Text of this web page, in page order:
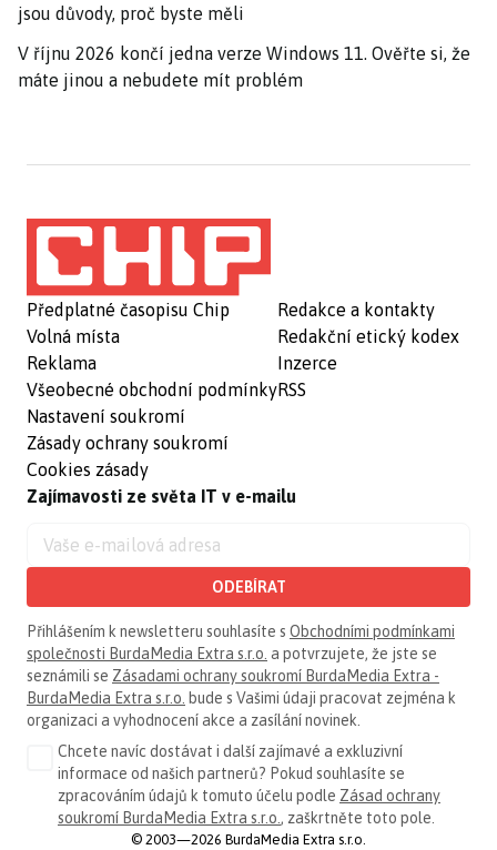
jsou důvody, proč byste měli
V říjnu 2026 končí jedna verze Windows 11. Ověřte si, že
máte jinou a nebudete mít problém
Předplatné časopisu Chip
Volná místa
Reklama
Všeobecné obchodní podmínky
Nastavení soukromí
Zásady ochrany soukromí
Cookies zásady
Redakce a kontakty
Redakční etický kodex
Inzerce
RSS
Zajímavosti ze světa IT v e-mailu
ODEBÍRAT
Přihlášením k newsletteru souhlasíte s Obchodními podmínkami
společnosti BurdaMedia Extra s.r.o. a potvrzujete, že jste se
seznámili se Zásadami ochrany soukromí BurdaMedia Extra -
BurdaMedia Extra s.r.o. bude s Vašimi údaji pracovat zejména k
organizaci a vyhodnocení akce a zasílání novinek.
Chcete navíc dostávat i další zajímavé a exkluzivní
informace od našich partnerů? Pokud souhlasíte se
zpracováním údajů k tomuto účelu podle Zásad ochrany
soukromí BurdaMedia Extra s.r.o., zaškrtněte toto pole.
© 2003—2026 BurdaMedia Extra s.r.o.